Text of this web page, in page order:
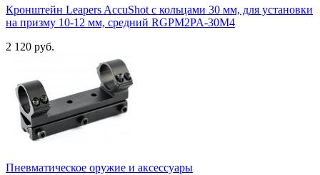
Кронштейн Leapers AccuShot с кольцами 30 мм, для установки
на призму 10-12 мм, средний RGPM2PA-30M4
2 120 руб.
Пневматическое оружие и аксессуары